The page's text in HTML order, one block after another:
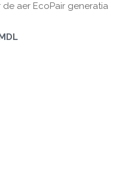
aer EcoPair generatia